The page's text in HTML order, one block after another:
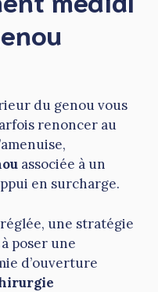
du genou vous
renoncer au
associée à un
en surcharge.
une stratégie
poser une
d’ouverture